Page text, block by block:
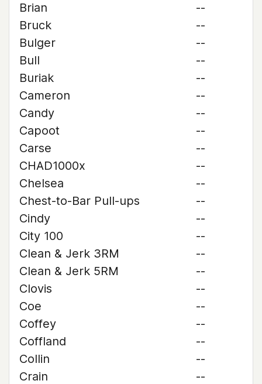
Brian
--
Bruck
--
Bulger
--
Bull
--
Buriak
--
Cameron
--
Candy
--
Capoot
--
Carse
--
CHAD1000x
--
Chelsea
--
Chest-to-Bar Pull-ups
--
Cindy
--
City 100
--
Clean & Jerk 3RM
--
Clean & Jerk 5RM
--
Clovis
--
Coe
--
Coffey
--
Coffland
--
Collin
--
Crain
--